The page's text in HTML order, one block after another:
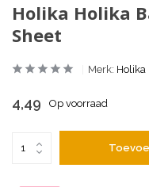
Holika Holika
Sheet
Merk: Holika
4,49 Op voorraad